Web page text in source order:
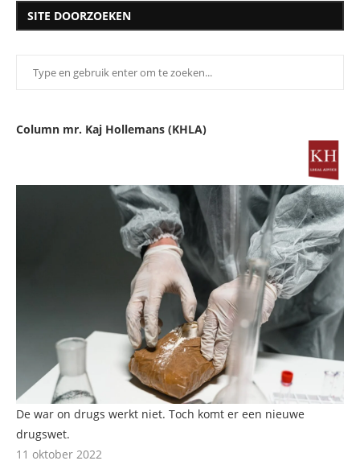
SITE DOORZOEKEN
Column mr. Kaj Hollemans (KHLA)
De war on drugs werkt niet. Toch komt er een nieuwe
drugswet.
11 oktober 2022